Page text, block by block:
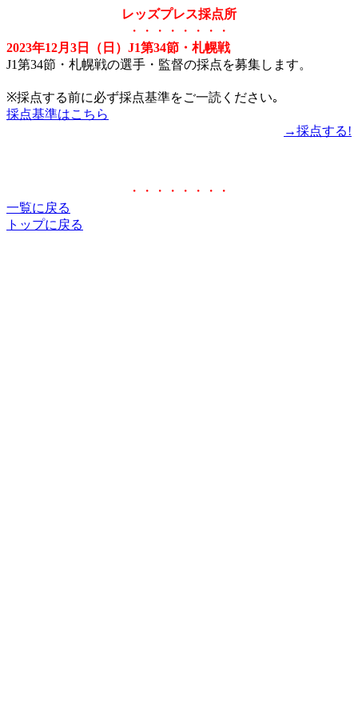
レッズプレス採点所
・・・・・・・・
2023年12月3日（日）J1第34節・札幌戦
J1第34節・札幌戦の選手・監督の採点を募集します。
※採点する前に必ず採点基準をご一読ください｡
採点基準はこちら
→採点する!
・・・・・・・・
一覧に戻る
トップに戻る